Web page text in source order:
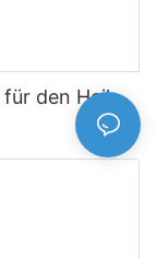
den Heil-